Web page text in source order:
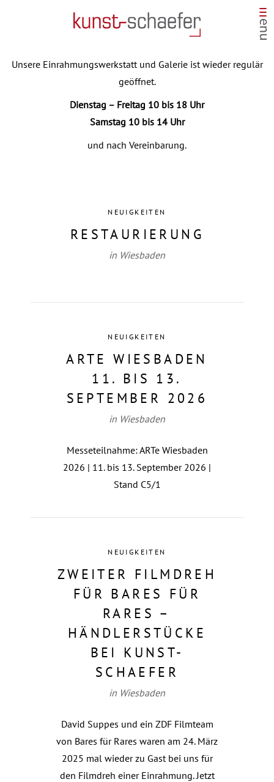
Unsere Einrahmungswerkstatt und Galerie ist wieder regulär
geöffnet.
Dienstag – Freitag 10 bis 18 Uhr
Samstag 10 bis 14 Uhr
und nach Vereinbarung.
NEUIGKEITEN
RESTAURIERUNG
in Wiesbaden
NEUIGKEITEN
ARTE WIESBADEN
11. BIS 13.
SEPTEMBER 2026
in Wiesbaden
Messeteilnahme: ARTe Wiesbaden
2026 | 11. bis 13. September 2026 |
Stand C5/1
NEUIGKEITEN
ZWEITER FILMDREH
FÜR BARES FÜR
RARES –
HÄNDLERSTÜCKE
BEI KUNST-
SCHAEFER
in Wiesbaden
David Suppes und ein ZDF Filmteam
von Bares für Rares waren am 24. März
2025 mal wieder zu Gast bei uns für
den Filmdreh einer Einrahmung. Jetzt